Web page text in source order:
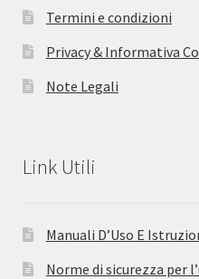
Termini e condizioni
Privacy & Informativa
Note Legali
Link Utili
Manuali D’Uso E
Norme di sicurezza per